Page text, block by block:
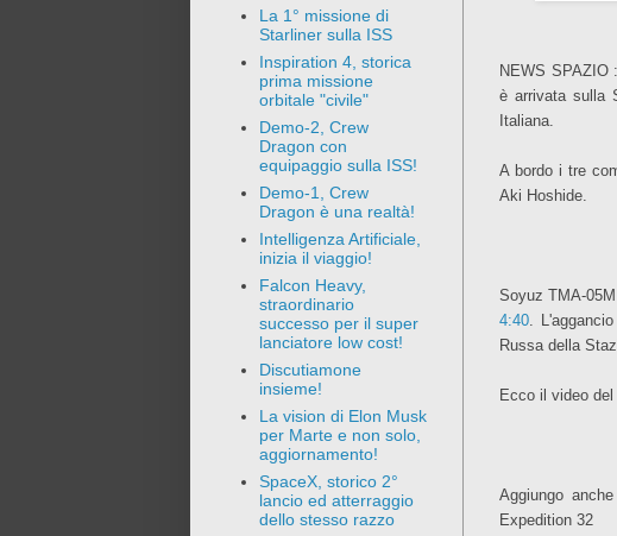
NEWS SPAZIO
è arrivata sulla
Italiana.
A bordo i tre
Aki Hoshide.
Soyuz TMA-
4:40 .
Russa della
Ecco il video
Aggiungo
Expedition 32
La 1° missione di
Starliner sulla ISS
Inspiration 4, storica
prima missione
orbitale "civile"
Demo-2, Crew
Dragon con
equipaggio sulla ISS!
Demo-1, Crew
Dragon è una realtà!
Intelligenza Artificiale,
inizia il viaggio!
Falcon Heavy,
straordinario
successo per il super
lanciatore low cost!
Discutiamone
insieme!
La vision di Elon Musk
per Marte e non solo,
aggiornamento!
SpaceX, storico 2°
lancio ed atterraggio
dello stesso razzo